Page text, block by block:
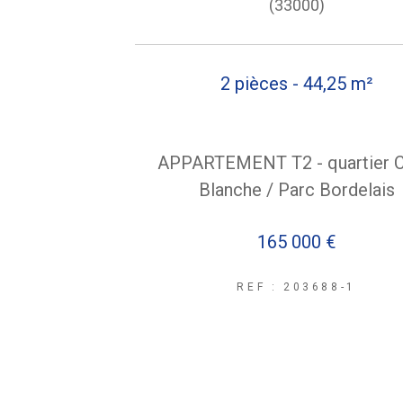
(33000)
2 pièces - 44,25 m²
APPARTEMENT T2 - quartier
Blanche / Parc Bordelais
165 000 €
REF : 203688-1